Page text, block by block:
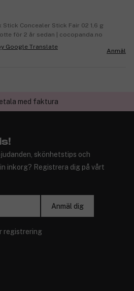
Stick Concealer Stick Fair 02 1,6 g
för 2 år sedan | cocopanda.no
Anmäl
E-handel
skönhetstips och
inkorg? Registrera dig på vårt
Anmäl dig
registrering